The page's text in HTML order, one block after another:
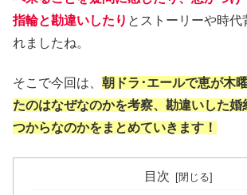
指輪と勘違いしたり とストーリーや時代
れましたね。
そこで今回は、 朝ドラ･エールで恵が木
たのはなぜなのかを考察、勘違いした婚
つからなのかをまとめていきます！
目次